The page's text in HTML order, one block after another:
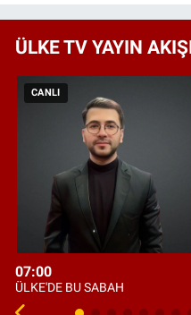
ÜLKE TV YAYIN
CANLI
07:00
ÜLKE'DE BU SABAH